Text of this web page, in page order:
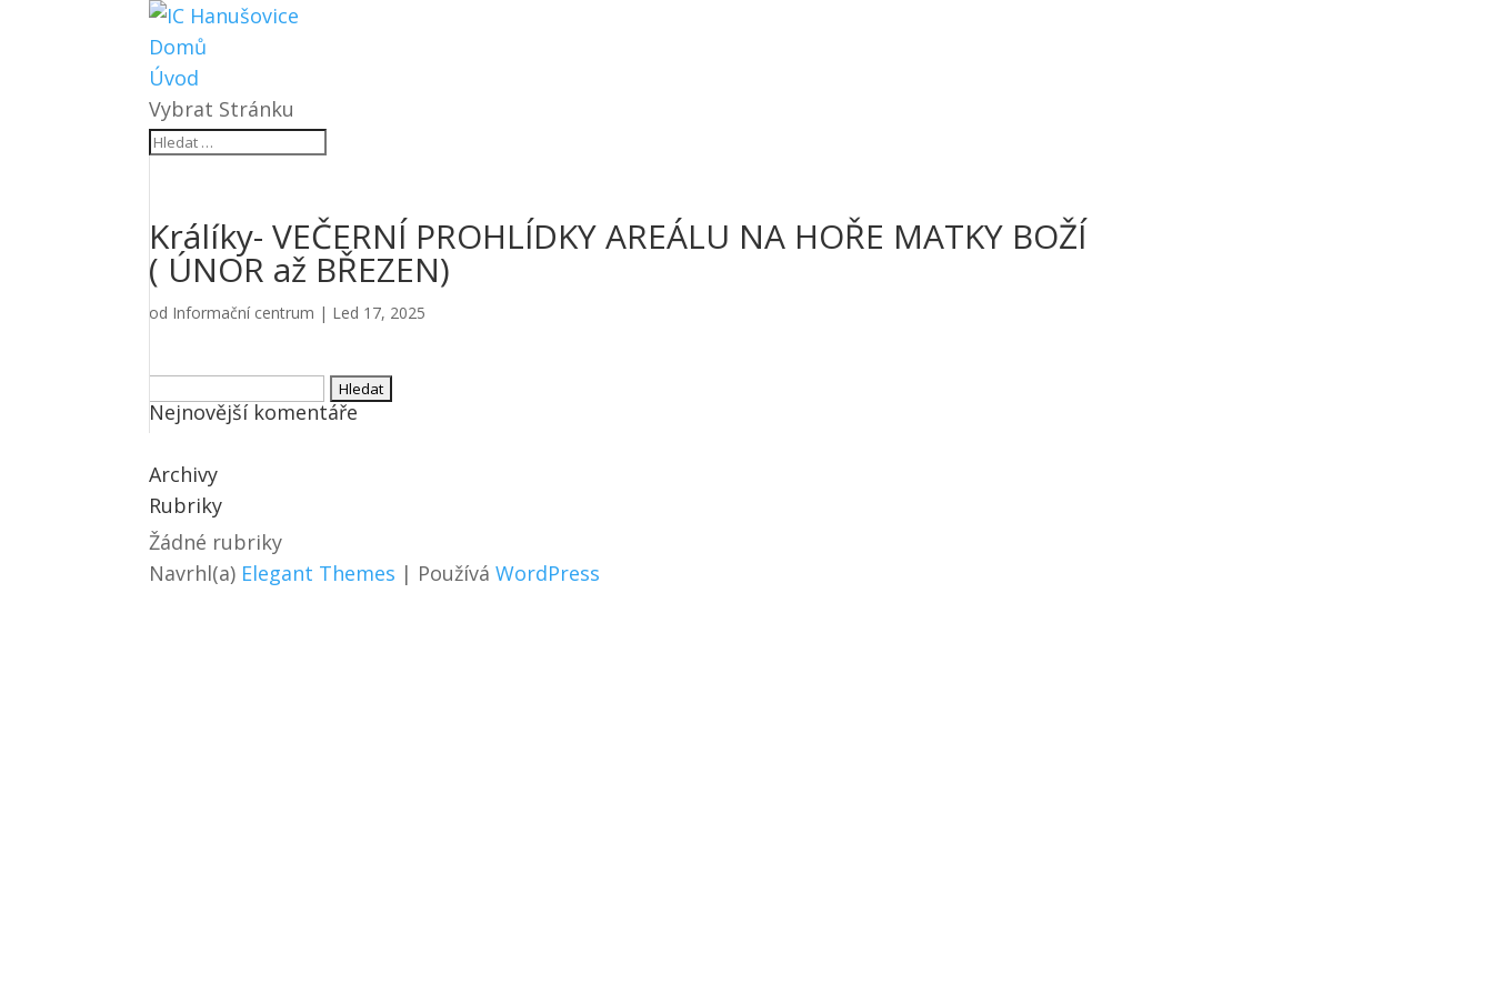
Domů
Úvod
Vybrat Stránku
Králíky- VEČERNÍ PROHLÍDKY AREÁLU NA HOŘE MATKY BOŽÍ
( ÚNOR až BŘEZEN)
od Informační centrum | Led 17, 2025
Vyhledávání
Nejnovější komentáře
Archivy
Rubriky
Žádné rubriky
Navrhl(a) Elegant Themes | PoužíváWordPress